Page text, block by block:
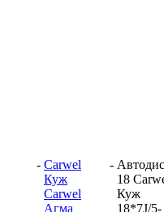
- Carwel
Куж
Carwel
Агма
-
18
Куж
18*7J/5-